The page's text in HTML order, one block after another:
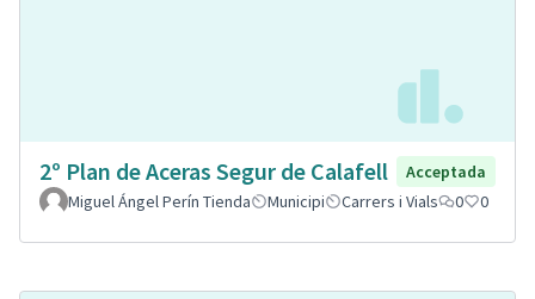
2º Plan de Aceras Segur de Calafell
Acceptada
Miguel Ángel Perín Tienda
Municipi Carrers i Vials 0 0